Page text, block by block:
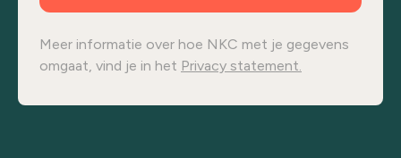
Meer informatie over hoe NKC met je gegevens
omgaat, vind je in het Privacy statement.